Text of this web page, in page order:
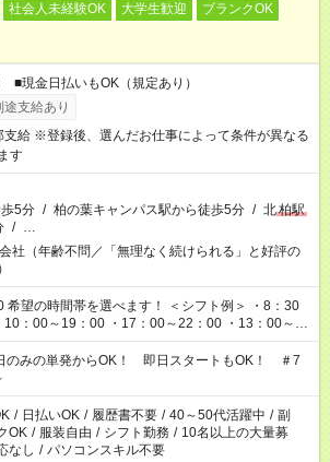
社会人未経験OK 大学生歓迎
ブランクOK
■現金日払いもOK（規定あり）
支給あり
支給 ※登録後、選んだお仕事によって条件が異なる
す
5分 / 柏の葉キャンパス駅から徒歩5分 / 北柏駅
/ …
社（年齢不問／「無理なく続けられる」と好評の
10：00～19：00 ・17：00～22：00 ・13：00～
：00～翌6：00 など
みの単発からOK！ 即日スタートもOK！ ＃7
/ 日払いOK / 履歴書不要 / 40～50代活躍中 / 副
OK / 服装自由 / シフト勤務 / 10名以上の大量募
なし / パソコンスキル不要